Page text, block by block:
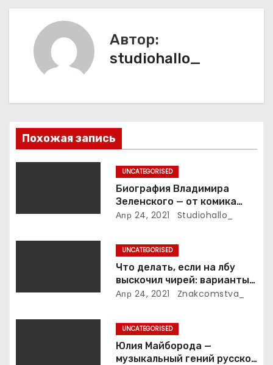
г
п
о
а
п
с
я
Автор:
studiohallo_
Похожая запись
UNCATEGORISED
Биография Владимира
Зеленского — от комика
студии «Квартал 95» до
личная жизнь
Апр 24, 2021 Studiohallo_
UNCATEGORISED
Что делать, если на лбу
выскочил чирей: варианты
лечения
Апр 24, 2021 Znakcomstva_
UNCATEGORISED
Юлия Майборода —
музыкальный гений русской